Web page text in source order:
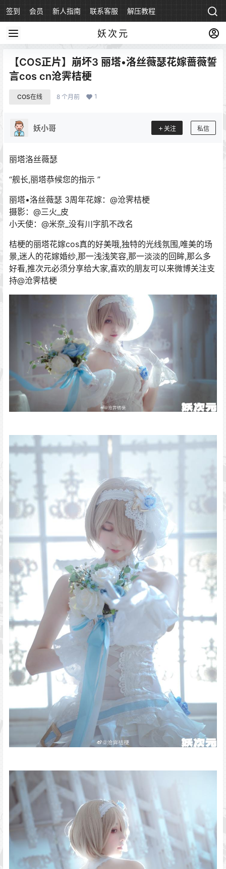
签到 会员 新人指南 联系客服 解压教程
妖次元
【COS正片】崩坏3 丽塔•洛丝薇瑟花嫁蔷薇誓
言cos cn沧霁桔梗
COS在线 8 个月前 1
妖小哥 关注 私信
丽塔洛丝薇瑟
“舰长,丽塔恭候您的指示 ”
丽塔•洛丝薇瑟 3周年花嫁：@沧霁桔梗
摄影：@三火_皮
小天使：@米奈_没有川字肌不改名
桔梗的丽塔花嫁cos真的好美哦,独特的光线氛围,唯美的场
景,迷人的花嫁婚纱,那一浅浅笑容,那一淡淡的回眸,那么多
好看,推次元必须分享给大家,喜欢的朋友可以来微博关注支
持@沧霁桔梗